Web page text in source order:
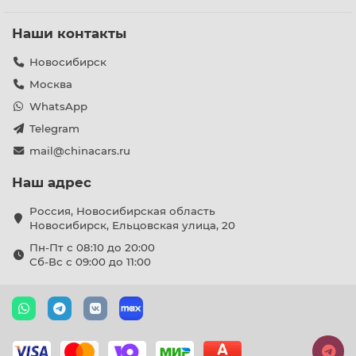
Наши контакты
Новосибирск
Москва
WhatsApp
Telegram
mail@chinacars.ru
Наш адрес
Россия, Новосибирская область
Новосибирск, Ельцовская улица, 20
Пн-Пт с 08:10 до 20:00
Сб-Вс с 09:00 до 11:00